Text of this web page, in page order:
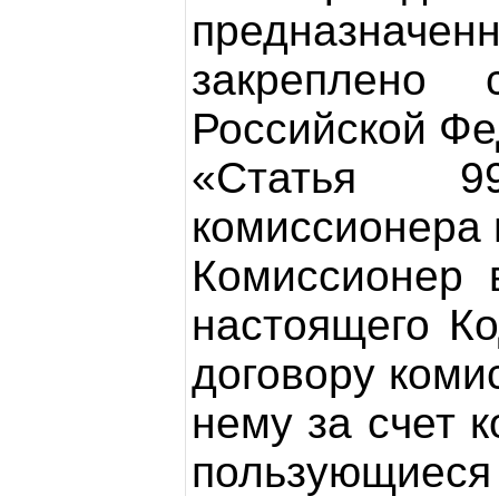
закреплено
Российской
«Статья
Комиссионер
настоящего
договору
нему за счет